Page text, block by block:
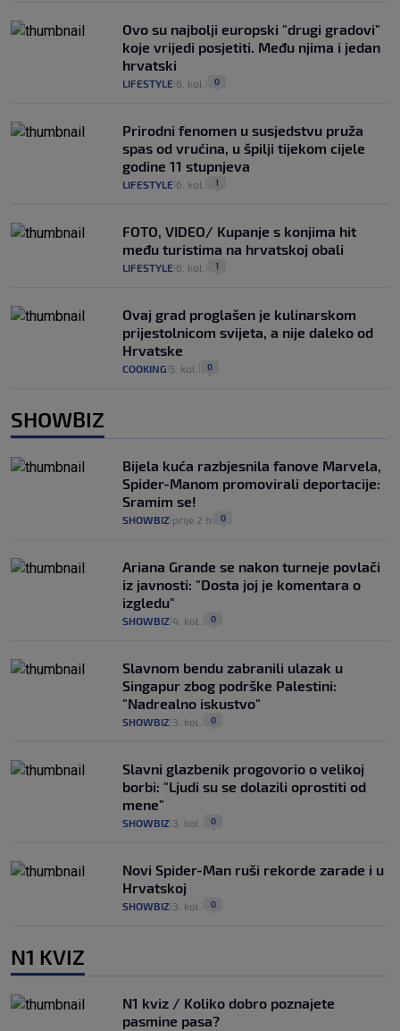
Ovo su najbolji europski "drugi gradovi"
koje vrijedi posjetiti. Među njima i jedan
hrvatski
LIFESTYLE 6. kol. 0
Prirodni fenomen u susjedstvu pruža
spas od vrućina, u špilji tijekom cijele
godine 11 stupnjeva
LIFESTYLE 6. kol. 1
FOTO, VIDEO/ Kupanje s konjima hit
među turistima na hrvatskoj obali
LIFESTYLE 6. kol. 1
Ovaj grad proglašen je kulinarskom
prijestolnicom svijeta, a nije daleko od
Hrvatske
COOKING 5. kol. 0
SHOWBIZ
Bijela kuća razbjesnila fanove Marvela,
Spider-Manom promovirali deportacije:
Sramim se!
SHOWBIZ prije 2 h 0
Ariana Grande se nakon turneje povlači
iz javnosti: "Dosta joj je komentara o
izgledu"
SHOWBIZ 4. kol. 0
Slavnom bendu zabranili ulazak u
Singapur zbog podrške Palestini:
"Nadrealno iskustvo"
SHOWBIZ 3. kol. 0
Slavni glazbenik progovorio o velikoj
borbi: "Ljudi su se dolazili oprostiti od
mene"
SHOWBIZ 3. kol. 0
Novi Spider-Man ruši rekorde zarade i u
Hrvatskoj
SHOWBIZ 3. kol. 0
N1 KVIZ
N1 kviz / Koliko dobro poznajete
pasmine pasa?